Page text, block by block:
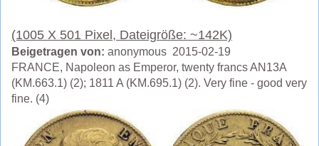
(1005 X 501 Pixel, Dateigröße: ~142K)
Beigetragen von: anonymous 2015-02-19
FRANCE, Napoleon as Emperor, twenty francs AN13A
(KM.663.1) (2); 1811 A (KM.695.1) (2). Very fine - good very
fine. (4)